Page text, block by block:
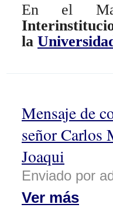
En el
la
Mensaje de
señor Carlos
Joaqui
Enviado por
Ver más